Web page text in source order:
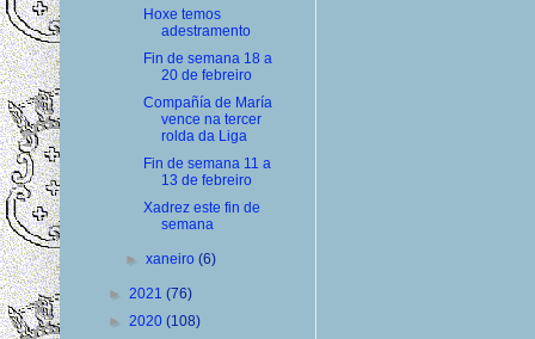
Hoxe temos
adestramento
Fin de semana 18 a
20 de febreiro
Compañía de María
vence na tercer
rolda da Liga
Fin de semana 11 a
13 de febreiro
Xadrez este fin de
semana
►xaneiro(6)
► 2021 (76)
► 2020 (108)